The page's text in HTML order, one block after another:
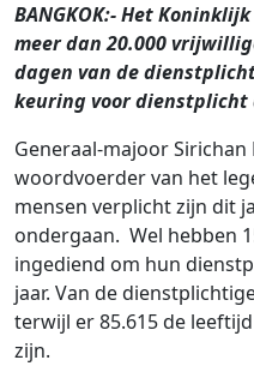
BANGKOK:- Het
meer dan 20.000
dagen van de
keuring voor
Generaal-majoor Sirichan
woordvoerder van het
mensen verplicht zijn dit
ondergaan. Wel hebben
ingediend om hun
jaar. Van de
terwijl er 85.615 de
zijn.